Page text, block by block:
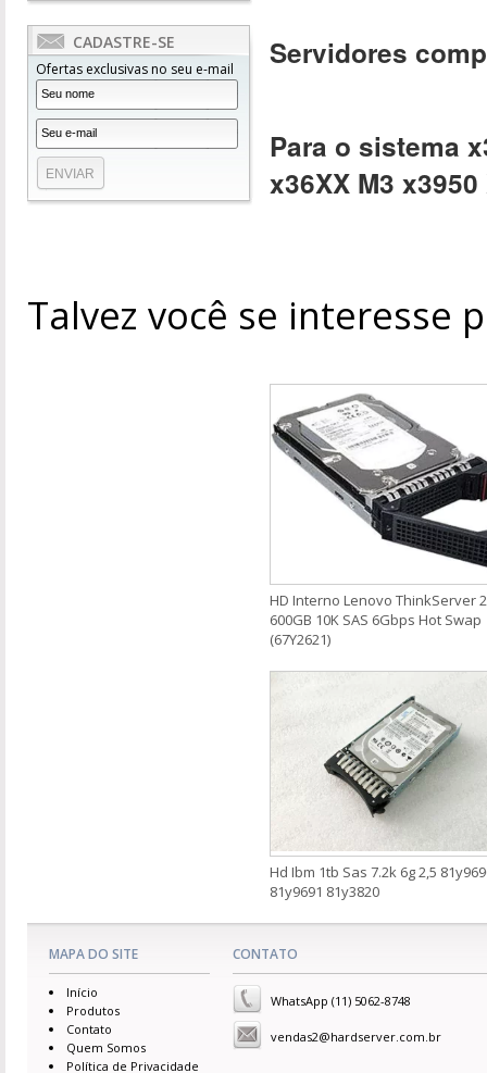
CADASTRE-SE
Ofertas exclusivas no seu e-mail Servidores
Para o sistema
x36XX M3 x3950
Talvez você se interesse
HD Interno Lenovo ThinkServer
600GB 10K SAS 6Gbps Hot Swap
(67Y2621)
Hd Ibm 1tb Sas 7.2k 6g 2,5
81y9691 81y3820
MAPA DO SITE
Início
Produtos
Contato
Quem Somos
Política de Privacidade
CONTATO
WhatsApp (11) 5062-8748
vendas2@hardserver.com.br